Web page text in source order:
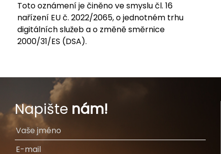
Toto oznámení je činěno ve smyslu čl. 16
nařízení EU č. 2022/2065, o jednotném trhu
digitálních služeb a o změně směrnice
2000/31/ES (DSA).
Napište nám!